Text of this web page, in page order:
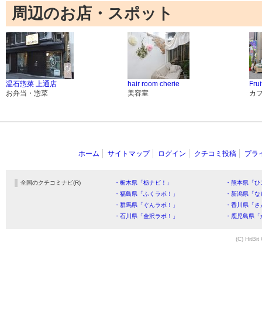
周辺のお店・スポット
温石惣菜 上通店
お弁当・惣菜
hair room cherie
美容室
カ
ホーム サイトマップ ログイン クチコミ投稿 プラ
全国のクチコミナビ(R) ・栃木県「栃ナビ！」
・熊本県「
・福島県「ふくラボ！」
・新潟県「
・群馬県「ぐんラボ！」
・香川県「
・石川県「金沢ラボ！」
・鹿児島県
(C) HitBit